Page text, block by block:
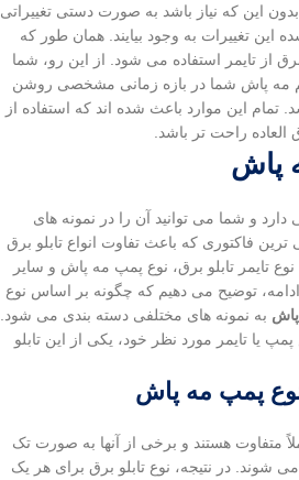
این که نیاز باشد به صورت دستی تغییراتی
این تغییرات به وجود بیایند. همان طور که
برق از تایمر استفاده می شود. از این رو، شما
مه پاش شما در بازه زمانی مشخصی روشن
این موارد باعث شده اند که استفاده از
راحت تر باشد.
پاش
دارد و شما می توانید آن را در نمونه های
ترین فاکتوری که باعث تفاوت انواع تابلو برق
تایمر تابلو برق، نوع پمپ مه پاش و سایر
توضیح می دهیم که چگونه بر اساس نوع
پاش به نمونه های مختلفی دسته بندی می شود.
یا تایمر مورد نظر خود، یکی از این تابلو
پمپ مه پاش
متفاوت هستند و برخی از آنها به صورت تک
شوند. در نتیجه، نوع تابلو برق برای هر یک